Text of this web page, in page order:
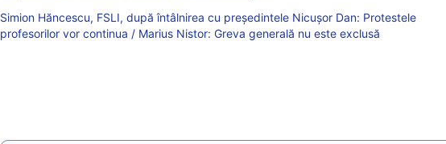
Simion Hăncescu, FSLI, după întâlnirea cu președintele Nicușor Dan: Protestele
profesorilor vor continua / Marius Nistor: Greva generală nu este exclusă